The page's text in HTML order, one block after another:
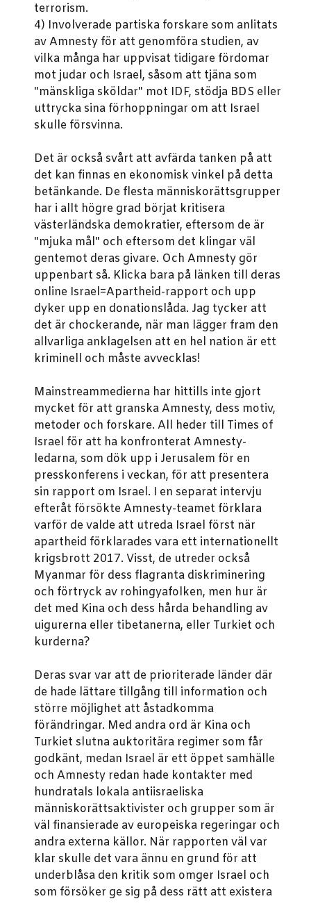
terrorism.
4) Involverade partiska forskare som anlitats
av Amnesty för att genomföra studien, av
vilka många har uppvisat tidigare fördomar
mot judar och Israel, såsom att tjäna som
"mänskliga sköldar" mot IDF, stödja BDS eller
uttrycka sina förhoppningar om att Israel
skulle försvinna.
Det är också svårt att avfärda tanken på att
det kan finnas en ekonomisk vinkel på detta
betänkande. De flesta människorättsgrupper
har i allt högre grad börjat kritisera
västerländska demokratier, eftersom de är
"mjuka mål" och eftersom det klingar väl
gentemot deras givare. Och Amnesty gör
uppenbart så. Klicka bara på länken till deras
online Israel=Apartheid-rapport och upp
dyker upp en donationslåda. Jag tycker att
det är chockerande, när man lägger fram den
allvarliga anklagelsen att en hel nation är ett
kriminell och måste avvecklas!
Mainstreammedierna har hittills inte gjort
mycket för att granska Amnesty, dess motiv,
metoder och forskare. All heder till Times of
Israel för att ha konfronterat Amnesty-
ledarna, som dök upp i Jerusalem för en
presskonferens i veckan, för att presentera
sin rapport om Israel. I en separat intervju
efteråt försökte Amnesty-teamet förklara
varför de valde att utreda Israel först när
apartheid förklarades vara ett internationellt
krigsbrott 2017. Visst, de utreder också
Myanmar för dess flagranta diskriminering
och förtryck av rohingyafolken, men hur är
det med Kina och dess hårda behandling av
uigurerna eller tibetanerna, eller Turkiet och
kurderna?
Deras svar var att de prioriterade länder där
de hade lättare tillgång till information och
större möjlighet att åstadkomma
förändringar. Med andra ord är Kina och
Turkiet slutna auktoritära regimer som får
godkänt, medan Israel är ett öppet samhälle
och Amnesty redan hade kontakter med
hundratals lokala antiisraeliska
människorättsaktivister och grupper som är
väl finansierade av europeiska regeringar och
andra externa källor. När rapporten väl var
klar skulle det vara ännu en grund för att
underblåsa den kritik som omger Israel och
som försöker ge sig på dess rätt att existera